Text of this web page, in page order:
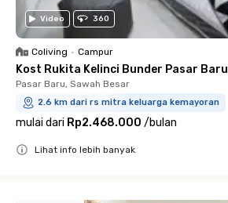
Video 360
Coliving • Campur
Kost Rukita Kelinci Bunder Pasar Baru
Pasar Baru, Sawah Besar
2.6 km dari rs mitra keluarga kemayoran
mulai dari Rp2.468.000 /bulan
Lihat info lebih banyak